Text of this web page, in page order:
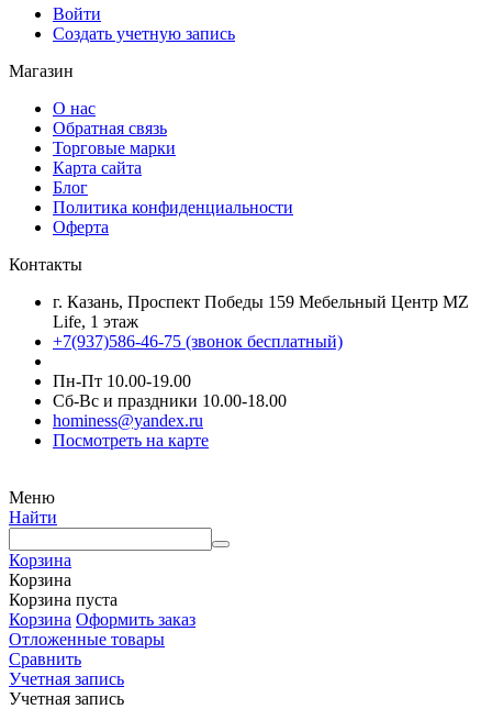
Войти
Создать учетную запись
Магазин
О нас
Обратная связь
Торговые марки
Карта сайта
Блог
Политика конфиденциальности
Оферта
Контакты
г. Казань, Проспект Победы 159 Мебельный Центр MZ
Life, 1 этаж
+7(937)586-46-75 (звонок бесплатный)
Пн-Пт 10.00-19.00
Сб-Вс и праздники 10.00-18.00
hominess@yandex.ru
Посмотреть на карте
Меню
Найти
Корзина
Корзина
Корзина пуста
Корзина Оформить заказ
Отложенные товары
Сравнить
Учетная запись
Учетная запись